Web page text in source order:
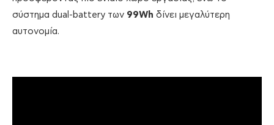
σύστημα dual-battery των 99Wh δίνει μεγαλύτερη
αυτονομία.